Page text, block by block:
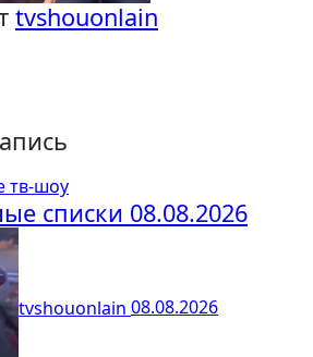
tvshouonlain
тв-шоу
списки 08.08.2026
tvshouonlain 08.08.2026